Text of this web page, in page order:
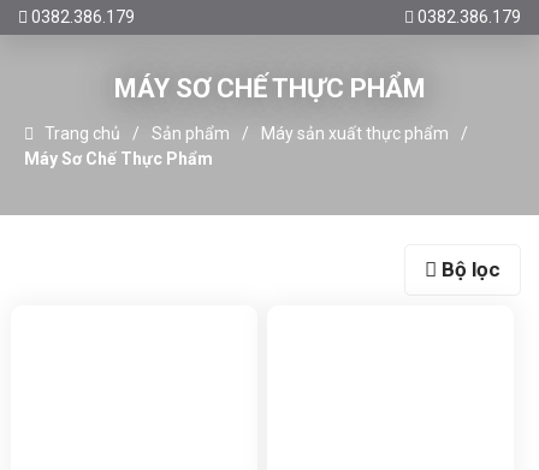
0382.386.179 0382.386.179
MÁY SƠ CHẾ THỰC PHẨM
Trang chủ Sản phẩm
Máy sản xuất thực phẩm
Máy Sơ Chế Thực Phẩm
Bộ lọc